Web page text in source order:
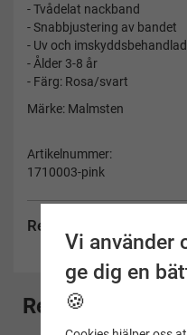
Recensioner
- Tvådelat nackband
- Snabbjustering av bandet
- Uv och
- Ålder 3-8 år
- Färg: Rosa/svart
Märke: Malmsten
Artikelnummer:
1710003-pink
Vi använder
ge dig en
🍪